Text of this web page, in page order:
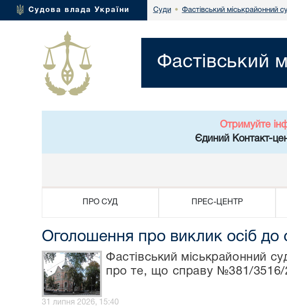
Судова влада України Суди • Фастівський міськрайонний
Фастівський
Отримуйте
Єдиний Контакт-
ПРО СУД ПРЕС-ЦЕНТР
Оголошення про виклик осіб до
Фастівський міськрайонний
про те, що справу №381/3516/
31 липня 2026, 15:40